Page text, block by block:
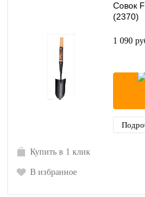
Совок
(2370)
1 090
Купить в 1 клик
В избранное